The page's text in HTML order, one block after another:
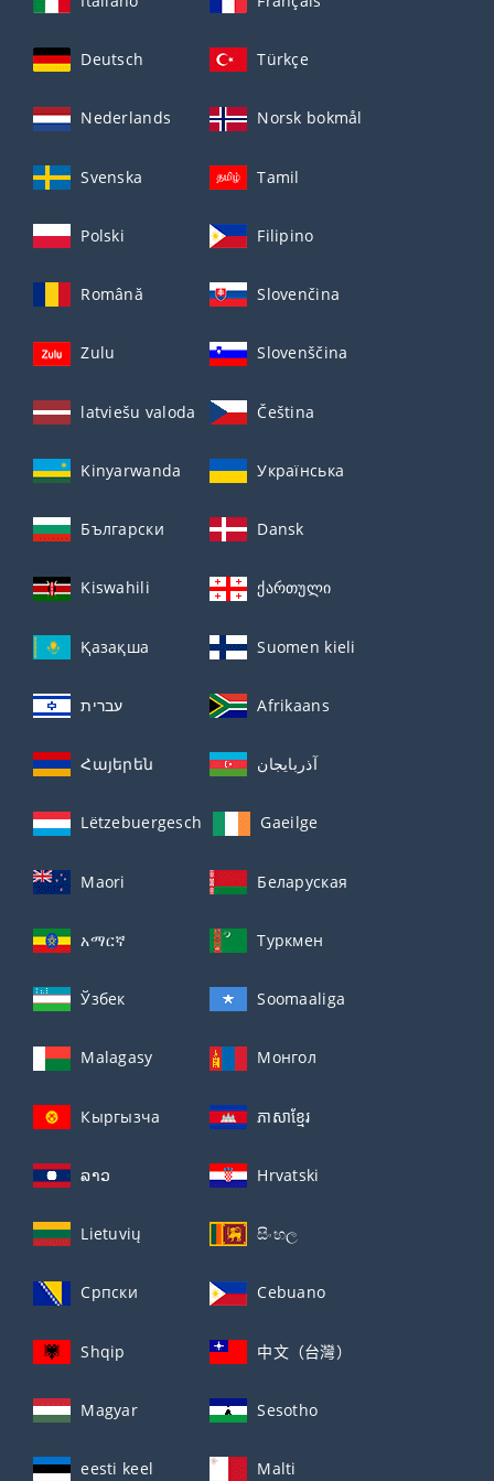
Deutsch Türkçe
Nederlands Norsk bokmål
Svenska Tamil
Polski Filipino
Română Slovenčina
Zulu Slovenščina
latviešu valoda Čeština
Kinyarwanda Українська
Български Dansk
Kiswahili ქართული
Қазақша Suomen kieli
עברית Afrikaans
Հայերեն آذربايجان
Lëtzebuergesch Gaeilge
Maori Беларуская
አማርኛ Туркмен
Ўзбек Soomaaliga
Malagasy Монгол
Кыргызча ភាសាខ្មែរ
ລາວ Hrvatski
Lietuvių සිංහල
Српски Cebuano
Shqip 中文（台灣）
Magyar Sesotho
eesti keel Malti